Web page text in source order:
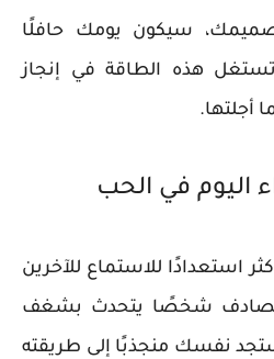
سيكون يومك حافلًا
تستغل هذه الطاقة في إنجاز
أجلتها.
اليوم في الحب
استعدادًا للاستماع للآخرين
تصادف شخصًا يتحدث بشغف
نفسك منجذبًا إلى طريقته